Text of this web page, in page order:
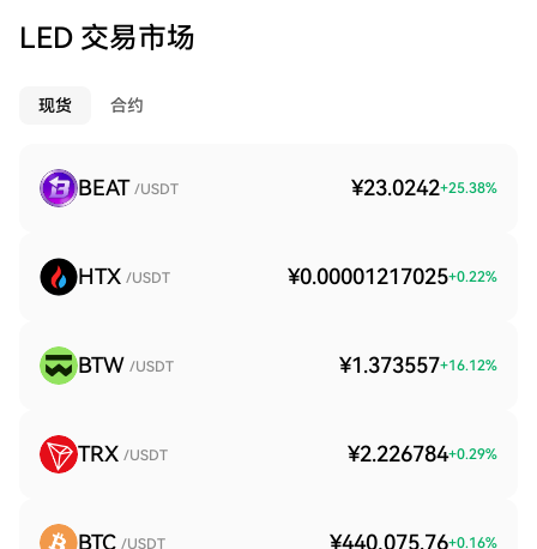
LED 交易市场
现货 合约
BEAT /USDT ¥23.0242+25.38%
HTX /USDT ¥0.00001217025+0.22%
BTW /USDT ¥1.373557+16.12%
TRX /USDT ¥2.226784+0.29%
BTC /USDT ¥440,075.76+0.16%